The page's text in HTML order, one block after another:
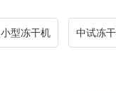
小型冻干机 中试冻